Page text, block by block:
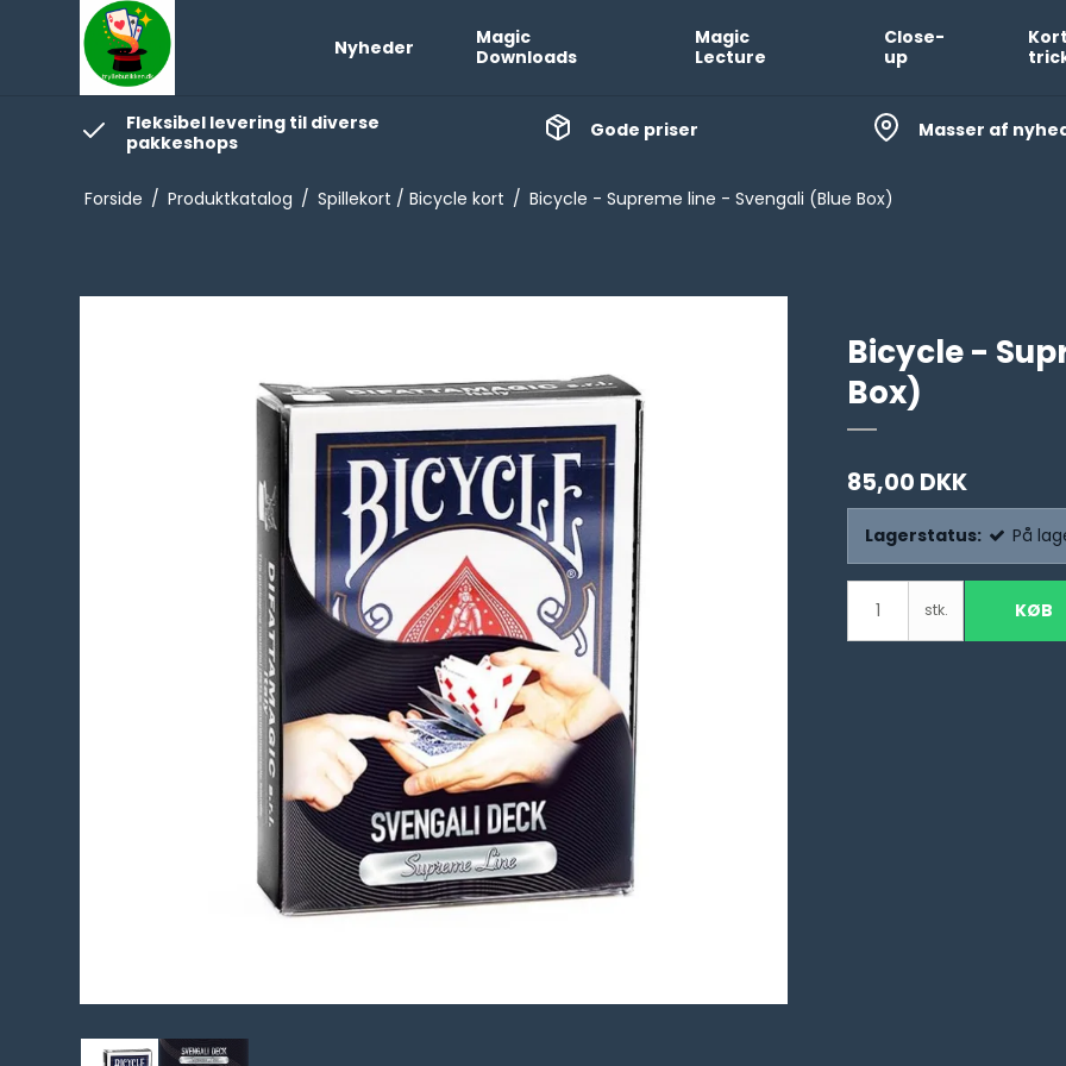
Nyheder
Magic
Downloads
Magic
Lecture
Close-
up
Fleksibel levering til diverse
pakkeshops
Gode priser Masser af
Forside / Produktkatalog / Spillekort / Bicycle kort / Bicycle - Supreme line - Svengali (Blue Box)
Bicycle -
Box)
85,00 DKK
Lagerstatus: På
stk. KØB